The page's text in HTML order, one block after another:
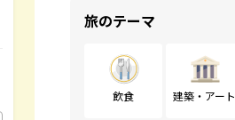
旅のテーマ
飲食 建築・アート